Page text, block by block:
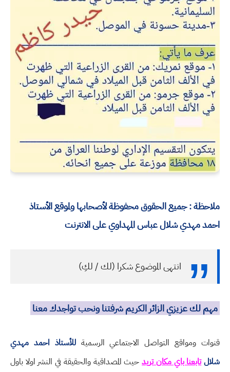
ملاحظة : جميع الحقوق محفوظة لأصحابها ولموقع الأستاذ
احمد مهدي شلال عباس المهداوي على الانترنت
انتهى الموضوع شكرا (لك / لكِ)
مهم لك عزيزي الزائر الكريم شرفتنا ونحب تواجدك معنا
قنوات ومواقع التواصل الاجتماعي الرسميةللأستاذ احمد مهدي
شلالتابعنا باي مكان تريدحيث المصداقية والحقيقة في النشر اولا باول